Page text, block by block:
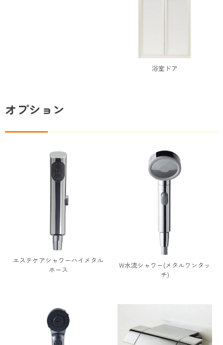
浴室ドア
オプション
エステケアシャワーハイメタル
ホース
W水流シャワー(メタルワンタッ
チ)